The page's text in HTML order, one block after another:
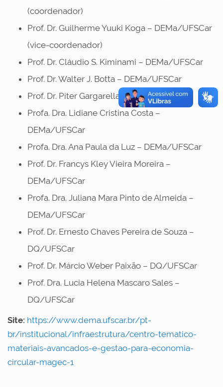
(coordenador)
Prof. Dr. Guilherme Yuuki Koga – DEMa/UFSCar
(vice-coordenador)
Prof. Dr. Cláudio S. Kiminami – DEMa/UFSCar
Prof. Dr. Walter J. Botta – DEMa/UFSCar
Prof. Dr. Piter Gargarella – DEMa/UFSCar
Profa. Dra. Lidiane Cristina Costa –
DEMa/UFSCar
Profa. Dra. Ana Paula da Luz – DEMa/UFSCar
Prof. Dr. Francys Kley Vieira Moreira –
DEMa/UFSCar
Profa. Dra. Juliana Mara Pinto de Almeida –
DEMa/UFSCar
Prof. Dr. Ernesto Chaves Pereira de Souza –
DQ/UFSCar
Prof. Dr. Márcio Weber Paixão – DQ/UFSCar
Prof. Dra. Lucia Helena Mascaro Sales –
DQ/UFSCar
Site: https://www.dema.ufscar.br/pt-
br/institucional/infraestrutura/centro-tematico-
materiais-avancados-e-gestao-para-economia-
circular-magec-1